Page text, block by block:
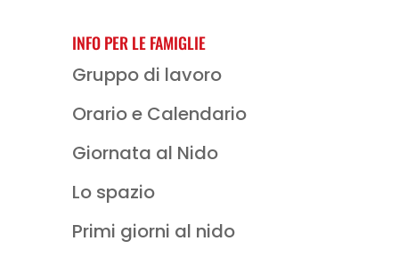
INFO PER LE FAMIGLIE
Gruppo di lavoro
Orario e Calendario
Giornata al Nido
Lo spazio
Primi giorni al nido